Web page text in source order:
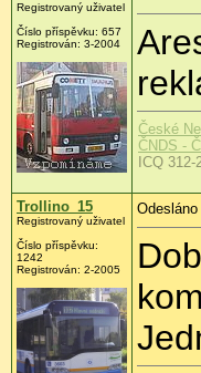
Registrovaný uživatel
Číslo příspěvku: 657
Registrován: 3-2004
České
ČNDS -
ICQ 312-
Trollino_15
Registrovaný uživatel
Číslo příspěvku:
1242
Registrován: 2-2005